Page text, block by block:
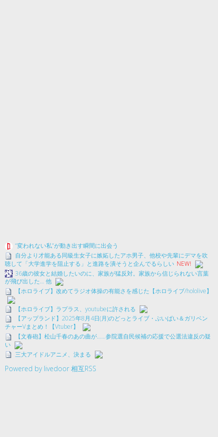
“変われない私”が動き出す瞬間に出会う
自分より才能ある同級生女子に嫉妬したアホ男子、他校や先輩にデマを吹
聴して「大学進学を阻止する」と進路を潰そうと企んでるらしい NEW!
36歳の彼女と結婚したいのに、家族が猛反対。家族から信じられない言葉
が飛び出した… 他
【ホロライブ】改めてラジオ体操の有能さを感じた【ホロライブ/hololive】
【ホロライブ】ラプラス、youtubeに許される
【アップランド】2025年8月4日(月)のどっとライブ・ぶいぱい＆ガリベン
チャーVまとめ！【Vtuber】
【文春砲】松山千春のあの曲が……参院選自民候補の応援で公選法違反の疑
い
三大アイドルアニメ、決まる
Powered by livedoor 相互RSS